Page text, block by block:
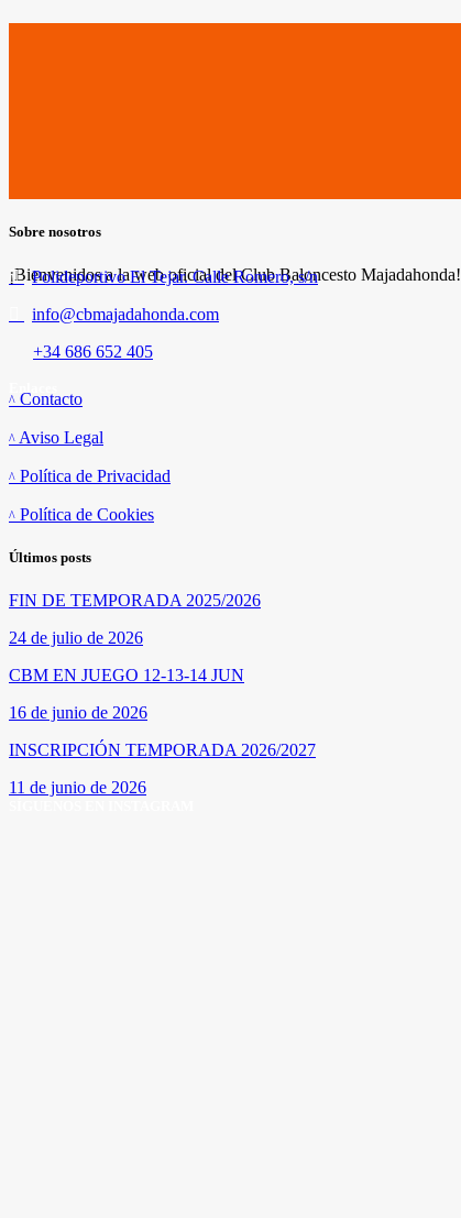
Sobre nosotros
¡Bienvenidos a la web oficial del Club Baloncesto Majadahonda!
Polideportivo El Tejar. Calle Romero, s/n
info@cbmajadahonda.com
+34 686 652 405
Contacto
Aviso Legal
Política de Privacidad
Política de Cookies
Últimos posts
FIN DE TEMPORADA 2025/2026
24 de julio de 2026
CBM EN JUEGO 12-13-14 JUN
16 de junio de 2026
INSCRIPCIÓN TEMPORADA 2026/2027
11 de junio de 2026